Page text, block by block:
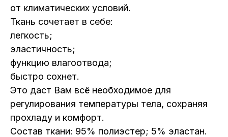
от климатических условий.
Ткань сочетает в себе:
легкость;
эластичность;
функцию влагоотвода;
быстро сохнет.
Это даст Вам всё необходимое для
регулирования температуры тела, сохраняя
прохладу и комфорт.
Состав ткани: 95% полиэстер; 5% эластан.